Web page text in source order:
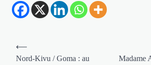
Navigation
de
⟵
Nord-Kivu / Goma : au
Madame